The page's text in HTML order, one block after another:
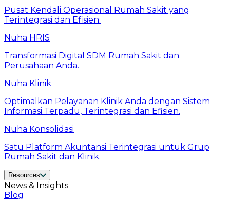
Pusat Kendali Operasional Rumah Sakit yang
Terintegrasi dan Efisien.
Nuha HRIS
Transformasi Digital SDM Rumah Sakit dan
Perusahaan Anda.
Nuha Klinik
Optimalkan Pelayanan Klinik Anda dengan Sistem
Informasi Terpadu, Terintegrasi dan Efisien.
Nuha Konsolidasi
Satu Platform Akuntansi Terintegrasi untuk Grup
Rumah Sakit dan Klinik.
Resources
News & Insights
Blog